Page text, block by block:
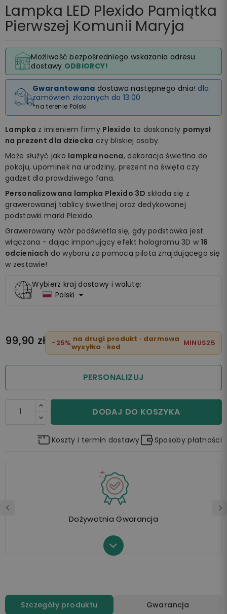
Lampka LED Plexido Pamiątka
Pierwszej Komunii Maryja
Możliwość bezpośredniego wskazania adresu
dostawy ODBIORCY!
Gwarantowana dostawa następnego dnia! dla
zamówień złożonych do 13:00
*na terenie Polski
Lampka z imieniem firmy Plexido to doskonały pomysł
na prezent dla dziecka czy bliskiej osoby.
Może służyć jako lampka nocna, dekoracja świetlna do
pokoju, upominek na urodziny, prezent na święta czy
gadżet dla prawdziwego fana.
Personalizowana lampka Plexido 3D składa się z
grawerowanej tablicy świetlnej oraz dedykowanej
podstawki marki Plexido.
Grawerowany wzór podświetla się, gdy podstawka jest
włączona - dając imponujący efekt hologramu 3D w 16
odcieniach do wyboru za pomocą pilota znajdującego się
w zestawie!
Wybierz kraj dostawy i walutę:
Polski 
99,90 zł -25% na drugi produkt · darmowa
wysyłka · kod
MINUS25
PERSONALIZUJ
DODAJ DO KOSZYKA
Koszty i termin dostawy Sposoby płatności
Dożywotnia Gwarancja
Szczegóły produktu Gwarancja